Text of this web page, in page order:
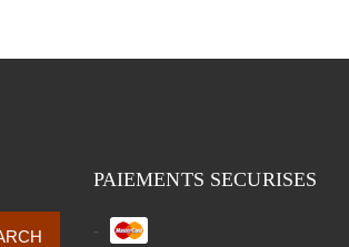
PAIEMENTS SECURISES